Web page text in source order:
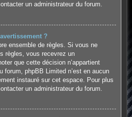
un administrateur du forum.
?
ensemble de règles. Si vous ne
règles, vous recevrez un
que cette décision n’appartient
forum, phpBB Limited n’est en aucun
instauré sur cet espace. Pour plus
un administrateur du forum.